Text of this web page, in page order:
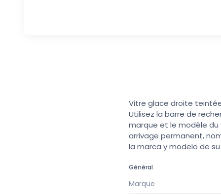
Vitre glace droite teintée
Utilisez la barre de
marque et le modèle du
arrivage permanent,
la marca y modelo de
Général
Marque